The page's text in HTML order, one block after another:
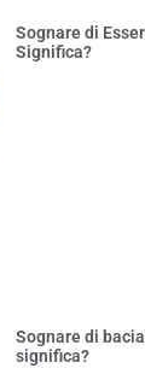
Sognare di
Significa?
Sognare di
significa?